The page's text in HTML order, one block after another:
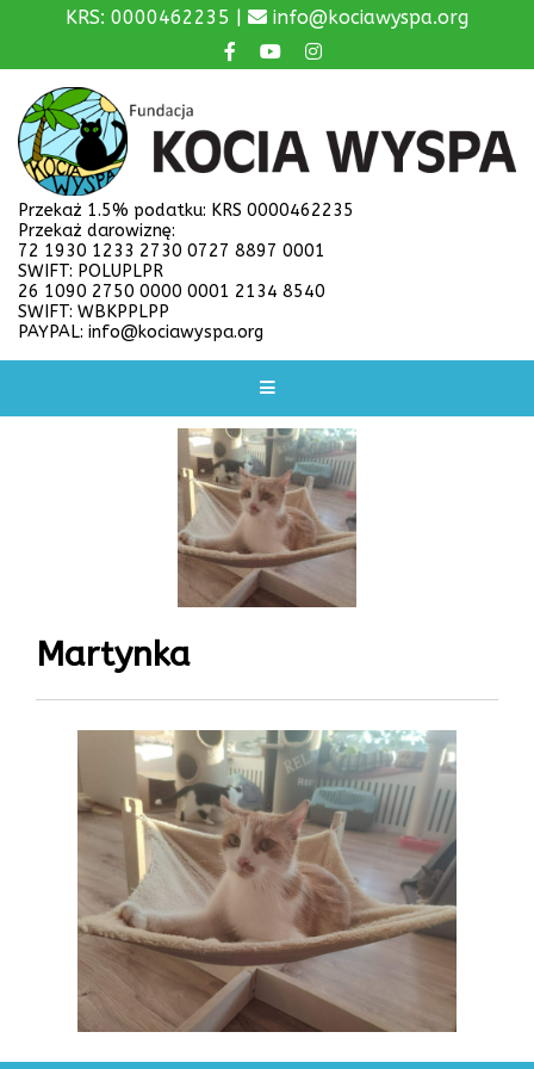
KRS: 0000462235 | info@kociawyspa.org
Przekaż 1.5% podatku: KRS 0000462235
Przekaż darowiznę:
72 1930 1233 2730 0727 8897 0001
SWIFT: POLUPLPR
26 1090 2750 0000 0001 2134 8540
SWIFT: WBKPPLPP
PAYPAL: info@kociawyspa.org
Martynka